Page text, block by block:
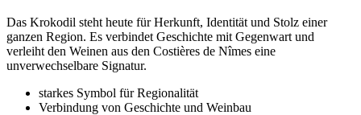
Das Krokodil steht heute für Herkunft, Identität und Stolz einer
ganzen Region. Es verbindet Geschichte mit Gegenwart und
verleiht den Weinen aus den Costières de Nîmes eine
unverwechselbare Signatur.
starkes Symbol für Regionalität
Verbindung von Geschichte und Weinbau